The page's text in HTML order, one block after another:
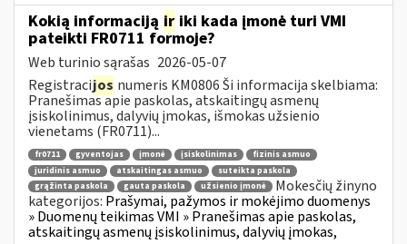
Kokią informaciją ir iki kada įmonė turi VMI
pateikti FR0711 formoje?
Web turinio sąrašas 2026-05-07
Registracijos numeris KM0806 Ši informacija skelbiama:
Pranešimas apie paskolas, atskaitingų asmenų
įsiskolinimus, dalyvių įmokas, išmokas užsienio
vienetams (FR0711)...
fr0711 gyventojas įmonė įsiskolinimas
fizinis asmuo
juridinis asmuo
atskaitingas asmuo
suteikta paskola
grąžinta paskola
gauta paskola užsienio įmonė
Mokesčių žinyno
kategorijos: Prašymai, pažymos ir mokėjimo duomenys
» Duomenų teikimas VMI » Pranešimas apie paskolas,
atskaitingų asmenų įsiskolinimus, dalyvių įmokas,